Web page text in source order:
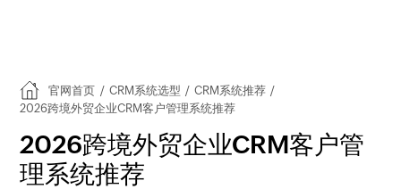
官网首页 / CRM系统选型 / CRM系统推荐 /
2026跨境外贸企业CRM客户管理系统推荐
2026跨境外贸企业CRM客户管
理系统推荐